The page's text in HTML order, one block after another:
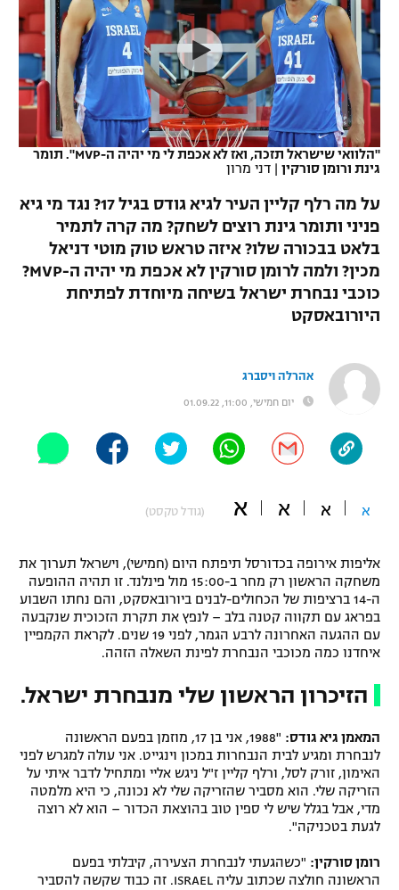
VOD
רץ ברשת
לוח שידורים
ברחבה
"מעל הליגה" – פודקאסט
תקנון עבור פעילות אלקטרה
תקנון עבור פעילות ספורט 1 – "מרלן"
גיימינג E-Sports
תקנון פעילות ספורט 1
רשיון להקרנה פומבית לבית עסק
הצטרפות לחבילת הערוצים
נבחרת ישראל
מכבי חיפה
בית"ר ירושלים
מכבי תל אביב
הפועל תל אביב
הפועל חיפה
הפועל באר שבע
מכבי נתניה
בני יהודה
ליגה ספרדית
ליגה איטלקית
ליגה צרפתית
ליגה הולנדית
ליגה טורקית
ליגה סינית
ליגה ברזילאית
כדורסל נשים
מכבי תל אביב
הפועל חולון
הפועל ירושלים
יורוליג
יורוקאפ
טניס
כדוריד
כדורעף
ג'ודו
אגרוף
ספורט אולימפי
היאבקות WWE
אופניים
פוטבול אמריקאי NFL
בייסבול MLB
ספורט אתגרי ואקסטרים
אומנויות לחימה
גיימינג E-Sports
"הלוואי שישראל תזכה, ואז לא אכפת לי מי יהיה ה-MVP". תומר
גינת ורומן סורקין | דני מרון
על מה רלף קליין העיר לגיא גודס בגיל 17? נגד מי גיא
פניני ותומר גינת רוצים לשחק? מה קרה לתמיר
בלאט בבכורה שלו? איזה טראש טוק מוטי דניאל
מכין? ולמה לרומן סורקין לא אכפת מי יהיה ה-MVP?
כוכבי נבחרת ישראל בשיחה מיוחדת לפתיחת
היורובאסקט
אהרלה ויסברג
יום חמישי, 11:00, 01.09.22
א א א א (גודל טקסט)
אליפות אירופה בכדורסל תיפתח היום (חמישי), וישראל תערוך את
משחקה הראשון רק מחר ב-15:00 מול פינלנד. זו תהיה ההופעה
ה-14 ברציפות של הכחולים-לבנים ביורובאסקט, והם נחתו השבוע
בפראג עם תקווה קטנה בלב – לנפץ את תקרת הזכוכית שנקבעה
עם ההגעה האחרונה לרבע הגמר, לפני 19 שנים. לקראת הקמפיין
איחדנו כמה מכוכבי הנבחרת לפינת השאלה הזהה.
הזיכרון הראשון שלי מנבחרת ישראל.
המאמן גיא גודס:
"1988, אני בן 17, מוזמן בפעם הראשונה
לנבחרת ומגיע לבית הנבחרות במכון וינגייט. אני עולה למגרש לפני
האימון, זורק לסל, ורלף קליין ז"ל ניגש אליי ומתחיל לדבר איתי על
הזריקה שלי. הוא מסביר שהזריקה שלי לא נכונה, כי היא מלמטה
מדי, אבל בגלל שיש לי ספין טוב בהוצאת הכדור – הוא לא רוצה
לגעת בטכניקה".
רומן סורקין: "כשהגעתי לנבחרת הצעירה, קיבלתי בפעם
הראשונה חולצה שכתוב עליה ISRAEL. זה כבוד שקשה להסביר